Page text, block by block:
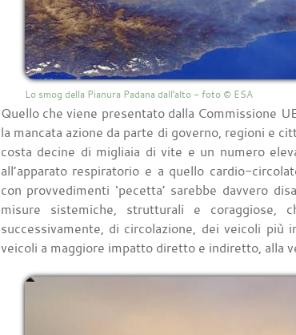
Lo smog della Pianura Padana dall'alto - foto © ESA
Quello che viene presentato dalla Commissione
la mancata azione da parte di governo, regioni e
costa decine di migliaia di vite e un numero
all’apparato respiratorio e a quello cardio-
con provvedimenti ‘pecetta’ sarebbe davvero
misure sistemiche, strutturali e coraggiose,
successivamente, di circolazione, dei veicoli più
veicoli a maggiore impatto diretto e indiretto, alla